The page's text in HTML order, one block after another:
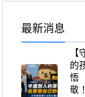
最新消息
的
悟
敬！